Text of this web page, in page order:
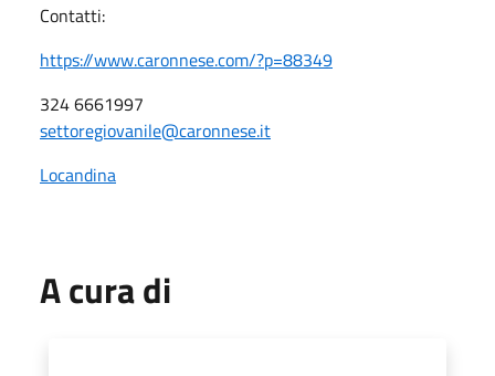
Contatti:
https://www.caronnese.com/?p=88349
324 6661997
settoregiovanile@caronnese.it
Locandina
A cura di